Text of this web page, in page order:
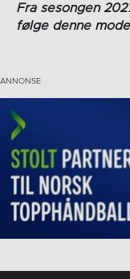
Fra sesongen
følge denne